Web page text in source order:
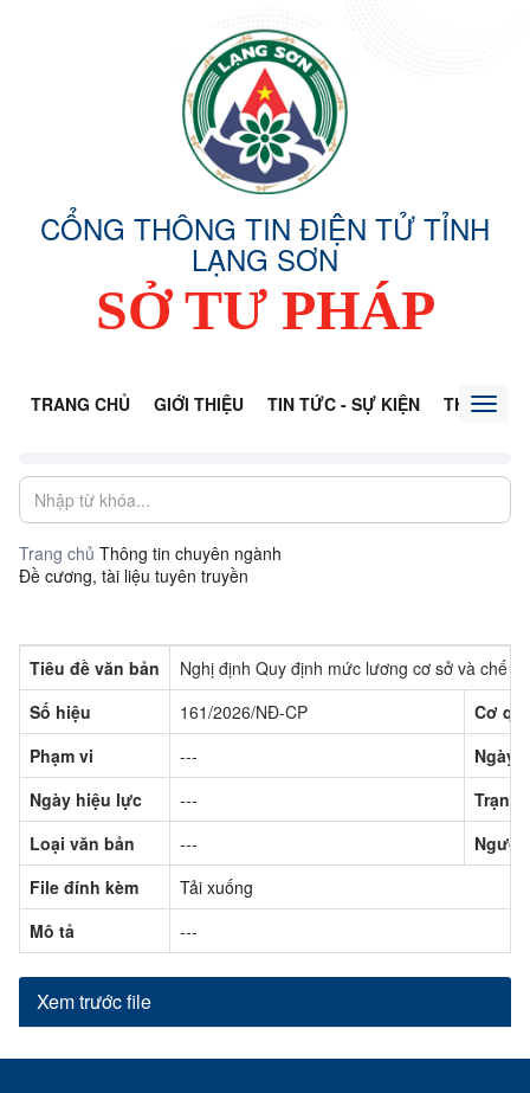
CỔNG THÔNG TIN ĐIỆN TỬ TỈNH
LẠNG SƠN
SỞ TƯ PHÁP
TRANG CHỦ GIỚI THIỆU TIN TỨC - SỰ KIỆN THÔNG
Trang chủ Thông tin chuyên ngành
Đề cương, tài liệu tuyên truyền
Tiêu đề văn bản
Nghị định Quy định mức lương cơ sở và chế
Số hiệu
161/2026/NĐ-CP
Cơ
Phạm vi
---
Ngày
Ngày hiệu lực
---
Trạng
Loại văn bản
---
Người
File đính kèm
Tải xuống
Mô tả
---
Xem trước file